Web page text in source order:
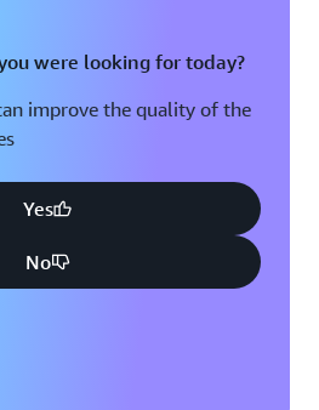
were looking for today?
improve the quality of the
Yes
No